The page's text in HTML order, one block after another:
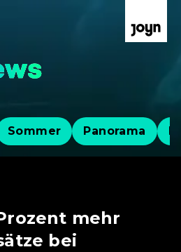
Sommer Panorama
mehr
bei